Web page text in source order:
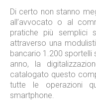
Di certo non stanno
all’avvocato o al
pratiche più semplici
attraverso una
bancario 1.200 sportelli
anno, la
catalogato questo
tutte le operazioni
smartphone.